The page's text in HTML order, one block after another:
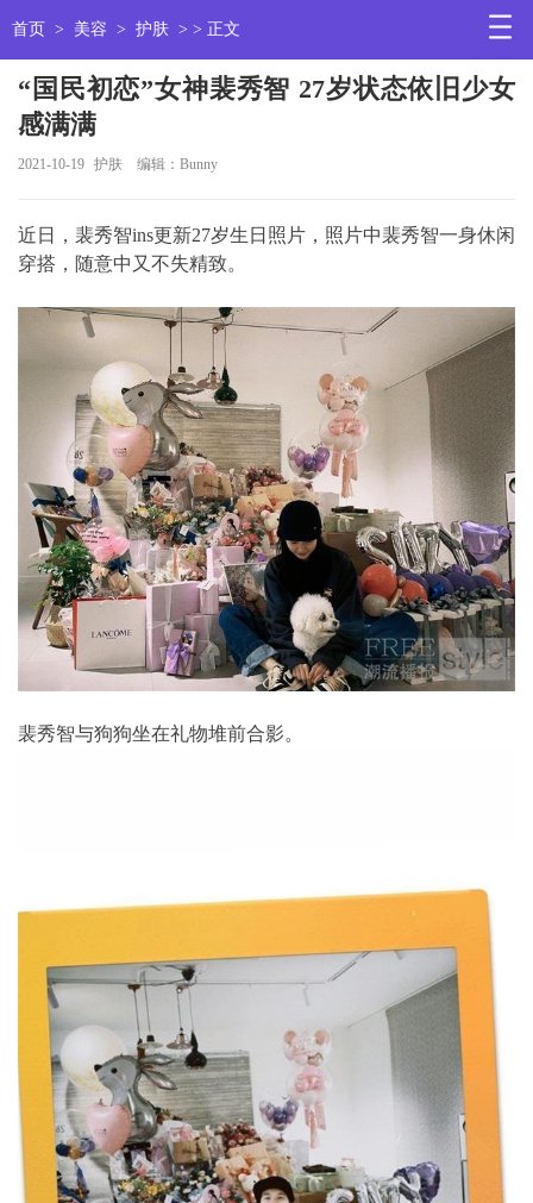
首页 > 美容 > 护肤 > > 正文
“国民初恋”女神裴秀智 27岁状态依旧少女
感满满
2021-10-19 护肤 编辑：Bunny
近日，裴秀智ins更新27岁生日照片，照片中裴秀智一身休闲
穿搭，随意中又不失精致。
裴秀智与狗狗坐在礼物堆前合影。